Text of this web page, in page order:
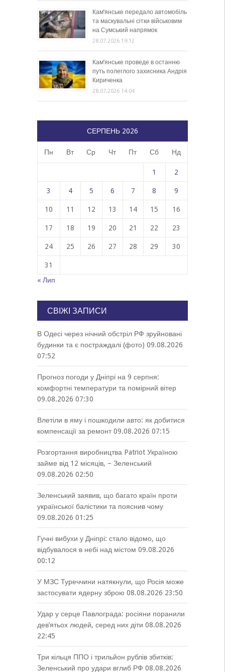
Кам’янське передало автомобіль
та маскувальні сітки військовим
на Сумський напрямок
28.07.2026 19:12
Кам’янське проведе в останню
путь полеглого захисника Андрія
Кириченка
28.07.2026 14:04
СЕРПЕНЬ 2026
Пн Вт Ср Чт Пт Сб Нд
1 2
3 4 5 6 7 8 9
10 11 12 13 14 15 16
17 18 19 20 21 22 23
24 25 26 27 28 29 30
31
« Лип
СВІЖІ ЗАПИСИ
В Одесі через нічний обстріл РФ зруйновані
будинки та є постраждалі (фото) 09.08.2026
07:52
Прогноз погоди у Дніпрі на 9 серпня:
комфортні температури та помірний вітер
09.08.2026 07:30
Влетіли в яму і пошкодили авто: як добитися
компенсації за ремонт 09.08.2026 07:15
Розгортання виробництва Patriot Україною
займе від 12 місяців, – Зеленський
09.08.2026 02:50
Зеленський заявив, що багато країн проти
української балістики та пояснив чому
09.08.2026 01:25
Гучні вибухи у Дніпрі: стало відомо, що
відбувалося в небі над містом 09.08.2026
00:12
У МЗС Туреччини натякнули, що Росія може
застосувати ядерну зброю 08.08.2026 23:50
Удар у серце Павлограда: росіяни поранили
дев’ятьох людей, серед них діти 08.08.2026
22:45
Три кільця ППО і трильйон рублів збитків:
Зеленський про удари вглиб РФ 08.08.2026